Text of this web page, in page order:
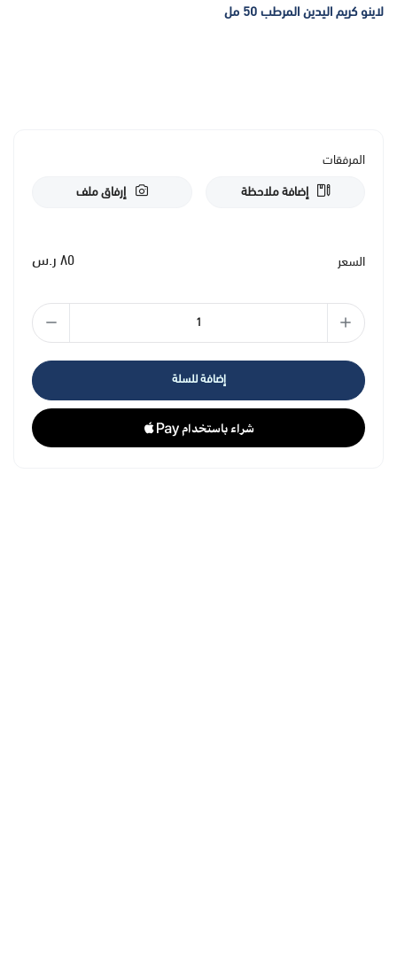
لاينو كريم اليدين المرطب 50 مل
المرفقات
إضافة ملاحظة
إرفاق ملف
السعر ٨٥ ر.س
إضافة للسلة